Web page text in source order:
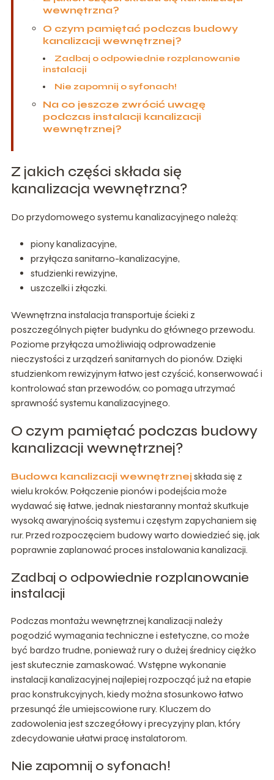
wewnętrzna?
O czym pamiętać podczas budowy
kanalizacji wewnętrznej?
Zadbaj o odpowiednie rozplanowanie
instalacji
Nie zapomnij o syfonach!
Na co jeszcze zwrócić uwagę
podczas instalacji kanalizacji
wewnętrznej?
Z jakich części składa się
kanalizacja wewnętrzna?
Do przydomowego systemu kanalizacyjnego należą:
piony kanalizacyjne,
przyłącza sanitarno-kanalizacyjne,
studzienki rewizyjne,
uszczelki i złączki.
Wewnętrzna instalacja transportuje ścieki z
poszczególnych pięter budynku do głównego przewodu.
Poziome przyłącza umożliwiają odprowadzenie
nieczystości z urządzeń sanitarnych do pionów. Dzięki
studzienkom rewizyjnym łatwo jest czyścić, konserwować i
kontrolować stan przewodów, co pomaga utrzymać
sprawność systemu kanalizacyjnego.
O czym pamiętać podczas budowy
kanalizacji wewnętrznej?
Budowa kanalizacji wewnętrznej składa się z
wielu kroków. Połączenie pionów i podejścia może
wydawać się łatwe, jednak niestaranny montaż skutkuje
wysoką awaryjnością systemu i częstym zapychaniem się
rur. Przed rozpoczęciem budowy warto dowiedzieć się, jak
poprawnie zaplanować proces instalowania kanalizacji.
Zadbaj o odpowiednie rozplanowanie
instalacji
Podczas montażu wewnętrznej kanalizacji należy
pogodzić wymagania techniczne i estetyczne, co może
być bardzo trudne, ponieważ rury o dużej średnicy ciężko
jest skutecznie zamaskować. Wstępne wykonanie
instalacji kanalizacyjnej najlepiej rozpocząć już na etapie
prac konstrukcyjnych, kiedy można stosunkowo łatwo
przesunąć źle umiejscowione rury. Kluczem do
zadowolenia jest szczegółowy i precyzyjny plan, który
zdecydowanie ułatwi pracę instalatorom.
Nie zapomnij o syfonach!